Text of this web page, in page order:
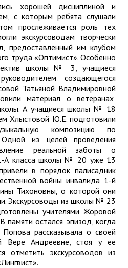
хорошей дисциплиной и
с которым ребята слушали
прослеживается роль тех
экскурсоводам творчески
предоставленный им клубом
труда «Оптимист». Особенно
школы № 3, учащиеся
создающегося
Татьяной Владимировной
материал о ветеранах
А учащиеся школы № 18
Хлыстовой Ю.Е. подготовили
композицию по
из целей проведения
реальной заботы о
А класса школы № 20 уже 13
в порядок палисадник
войны инвалида 1-й
Тихоновны, о которой они
Экскурсоводы из школы № 23
учителями Жоровой
остался эпизод, когда
рассказывала о своей
Вере Андреевне, стоя у ее
отметить экскурсоводов из